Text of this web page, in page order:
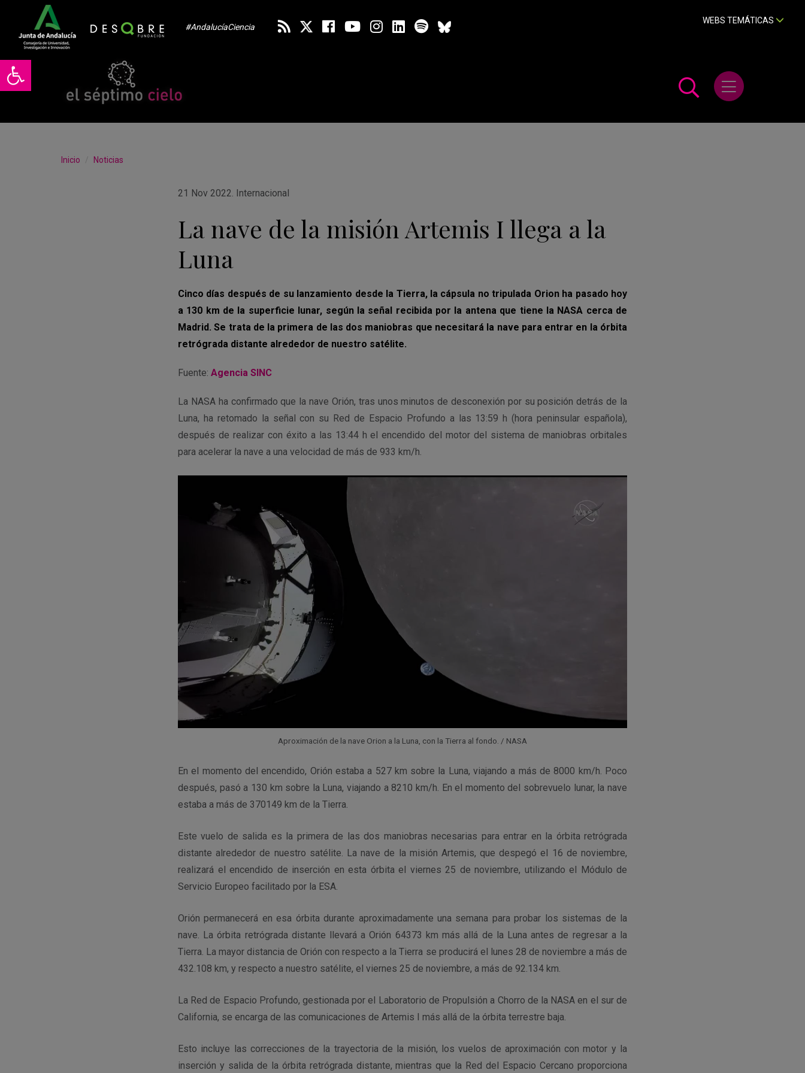
Abrir barra de herramientas
#AndalucíaCiencia
WEBS TEMÁTICAS
Abrir menú
Inicio Noticias
21 Nov 2022. Internacional
La nave de la misión Artemis I llega a la
Luna
Cinco días después de su lanzamiento desde la Tierra, la cápsula no tripulada Orion ha pasado hoy
a 130 km de la superficie lunar, según la señal recibida por la antena que tiene la NASA cerca de
Madrid. Se trata de la primera de las dos maniobras que necesitará la nave para entrar en la órbita
retrógrada distante alrededor de nuestro satélite.
Fuente: Agencia SINC
La NASA ha confirmado que la nave Orión, tras unos minutos de desconexión por su posición detrás de la
Luna, ha retomado la señal con su Red de Espacio Profundo a las 13:59 h (hora peninsular española),
después de realizar con éxito a las 13:44 h el encendido del motor del sistema de maniobras orbitales
para acelerar la nave a una velocidad de más de 933 km/h.
Aproximación de la nave Orion a la Luna, con la Tierra al fondo. / NASA
En el momento del encendido, Orión estaba a 527 km sobre la Luna, viajando a más de 8000 km/h. Poco
después, pasó a 130 km sobre la Luna, viajando a 8210 km/h. En el momento del sobrevuelo lunar, la nave
estaba a más de 370149 km de la Tierra.
Este vuelo de salida es la primera de las dos maniobras necesarias para entrar en la órbita retrógrada
distante alrededor de nuestro satélite. La nave de la misión Artemis, que despegó el 16 de noviembre,
realizará el encendido de inserción en esta órbita el viernes 25 de noviembre, utilizando el Módulo de
Servicio Europeo facilitado por la ESA.
Orión permanecerá en esa órbita durante aproximadamente una semana para probar los sistemas de la
nave. La órbita retrógrada distante llevará a Orión 64373 km más allá de la Luna antes de regresar a la
Tierra. La mayor distancia de Orión con respecto a la Tierra se producirá el lunes 28 de noviembre a más de
432.108 km, y respecto a nuestro satélite, el viernes 25 de noviembre, a más de 92.134 km.
La Red de Espacio Profundo, gestionada por el Laboratorio de Propulsión a Chorro de la NASA en el sur de
California, se encarga de las comunicaciones de Artemis I más allá de la órbita terrestre baja.
Esto incluye las correcciones de la trayectoria de la misión, los vuelos de aproximación con motor y la
inserción y salida de la órbita retrógrada distante, mientras que la Red del Espacio Cercano proporciona